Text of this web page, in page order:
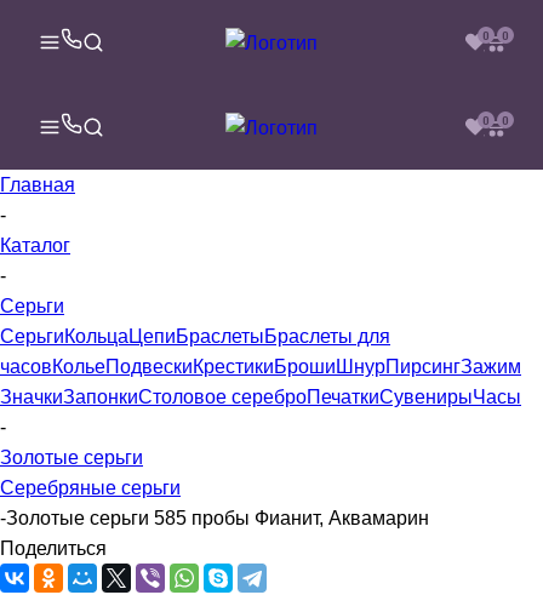
0 0
0 0
Главная
-
Каталог
-
Серьги
СерьгиКольца ЦепиБраслетыБраслеты для
часовКольеПодвескиКрестикиБроши ШнурПирсингЗажим
ЗначкиЗапонкиСтоловое сереброПечаткиСувенирыЧасы
-
Золотые серьги
Серебряные серьги
-Золотые серьги 585 пробы Фианит, Аквамарин
Поделиться